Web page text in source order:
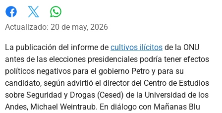
Facebook
X
Actualizado: 20 de may, 2026
La publicación del informe de cultivos ilícitos de la ONU
antes de las elecciones presidenciales podría tener efectos
políticos negativos para el gobierno Petro y para su
candidato, según advirtió el director del Centro de Estudios
sobre Seguridad y Drogas (Cesed) de la Universidad de los
Andes, Michael Weintraub. En diálogo con Mañanas Blu